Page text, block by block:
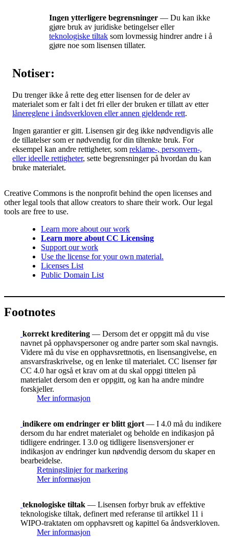
Ingen ytterligere begrensninger — Du kan ikke
gjøre bruk av juridiske betingelser eller
teknologiske tiltak som lovmessig hindrer andre i å
gjøre noe som lisensen tillater.
Notiser:
Du trenger ikke å rette deg etter lisensen for de deler av
materialet som er falt i det fri eller der bruken er tillatt av etter
lånereglene i åndsverkloven eller annen gjeldende rett.
Ingen garantier er gitt. Lisensen gir deg ikke nødvendigvis alle
de tillatelser som er nødvendig for din tiltenkte bruk. For
eksempel kan andre rettigheter, som reklame-, personvern-,
eller ideelle rettigheter, sette begrensninger på hvordan du kan
bruke materialet.
Creative Commons is the nonprofit behind the open licenses and
other legal tools that allow creators to share their work. Our legal
tools are free to use.
Learn more about our work
Learn more about CC Licensing
Support our work
Use the license for your own material.
Licenses List
Public Domain List
Footnotes
korrekt kreditering — Dersom det er oppgitt må du vise
navnet på opphavspersoner og andre parter som skal navngis.
Videre må du vise en opphavsrettnotis, en lisensangivelse, en
ansvarsfraskrivelse, og en lenke til materialet. CC lisenser før
CC 4.0 har også et krav om at du skal oppgi tittelen på
materialet dersom den er oppgitt, og kan ha andre mindre
forskjeller.
Mer informasjon
indikere om endringer er blitt gjort — I 4.0 må du indikere
dersom du har endret materialet og beholde en indikasjon på
tidligere endringer. I 3.0 og tidligere lisensversjoner er
indikasjon av endringer kun nødvendig dersom du skaper en
bearbeidelse.
Retningslinjer for markering
Mer informasjon
teknologiske tiltak — Lisensen forbyr bruk av effektive
teknologiske tiltak, definert med referanse til artikkel 11 i
WIPO-traktaten om opphavsrett og kapittel 6a åndsverkloven.
Mer informasjon